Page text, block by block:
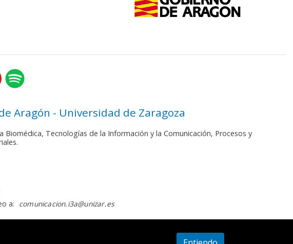
Aragón - Universidad de Zaragoza
Tecnologías de la Información y la Comunicación, Procesos y
a: comunicacion.i3a@unizar.es